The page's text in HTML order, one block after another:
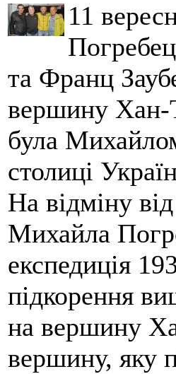
11
та Франц
вершину Хан-
була
столиці
На відміну
Михайла
експедиція
підкорення
на вершину
вершину, яку